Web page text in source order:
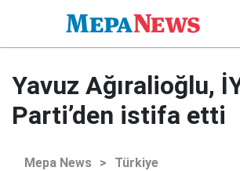
Yavuz Ağıralioğlu,
Parti’den istifa etti
Mepa News > Türkiye